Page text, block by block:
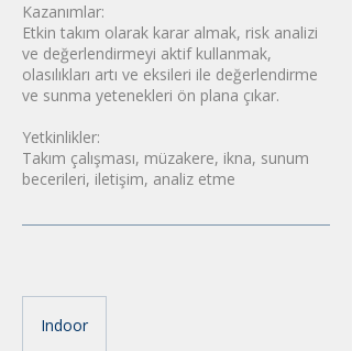
Kazanımlar:
Etkin takım olarak karar almak, risk analizi
ve değerlendirmeyi aktif kullanmak,
olasılıkları artı ve eksileri ile değerlendirme
ve sunma yetenekleri ön plana çıkar.
Yetkinlikler:
Takım çalışması, müzakere, ikna, sunum
becerileri, iletişim, analiz etme
Indoor